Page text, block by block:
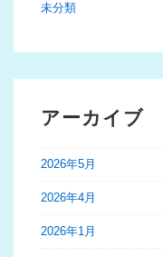
未分類
アーカイブ
2026年5月
2026年4月
2026年1月